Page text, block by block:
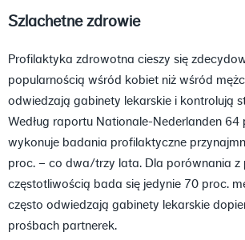
Szlachetne zdrowie
Profilaktyka zdrowotna cieszy się
popularnością wśród kobiet niż wśród
odwiedzają gabinety lekarskie i kontrolują
Według raportu Nationale-Nederlanden 64
wykonuje badania profilaktyczne
proc. – co dwa/trzy lata. Dla porównania z
częstotliwością bada się jedynie 70 proc.
często odwiedzają gabinety lekarskie
prośbach partnerek.